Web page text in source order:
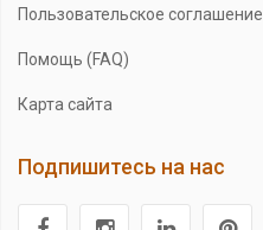
Пользовательское соглашение
Помощь (FAQ)
Карта сайта
Подпишитесь на нас